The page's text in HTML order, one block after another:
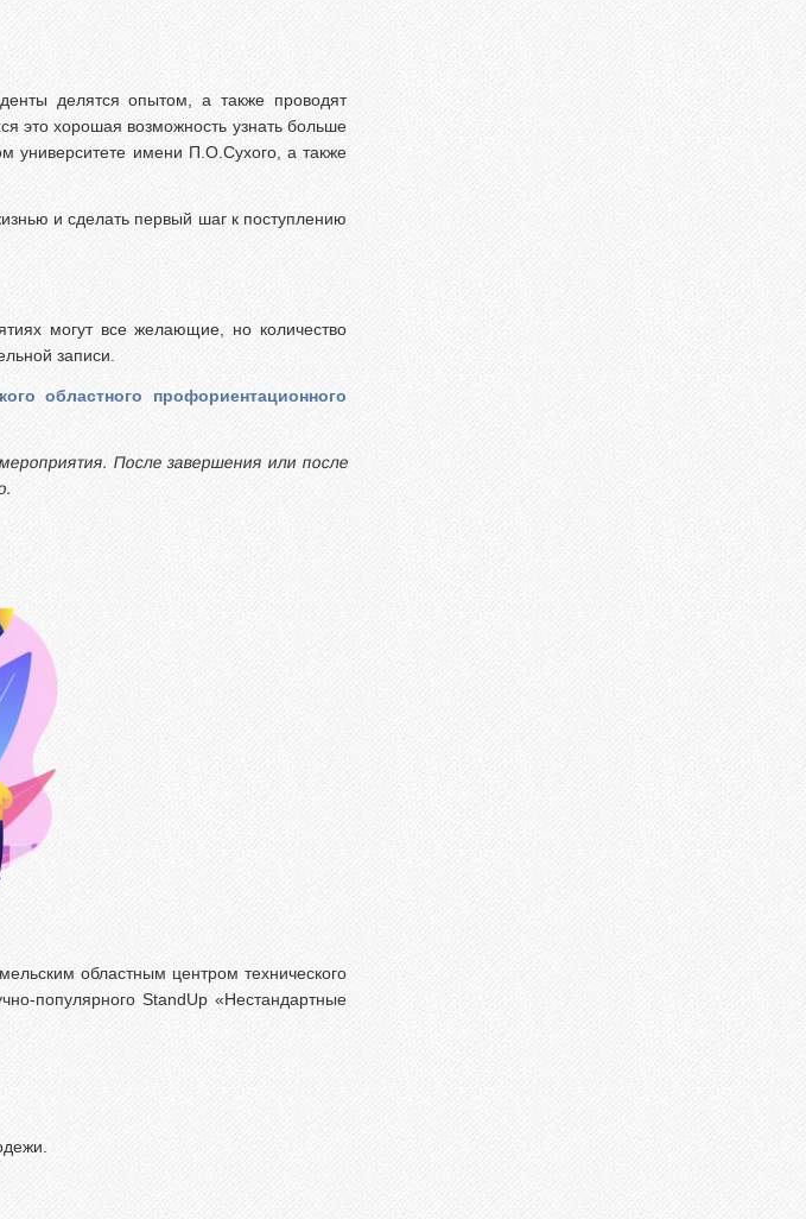
делятся опытом, а также проводят
это хорошая возможность узнать больше
университете имени П.О.Сухого, а также
и сделать первый шаг к поступлению
могут все желающие, но количество
записи.
областного профориентационного
После завершения или после
областным центром технического
популярного StandUp «Нестандартные